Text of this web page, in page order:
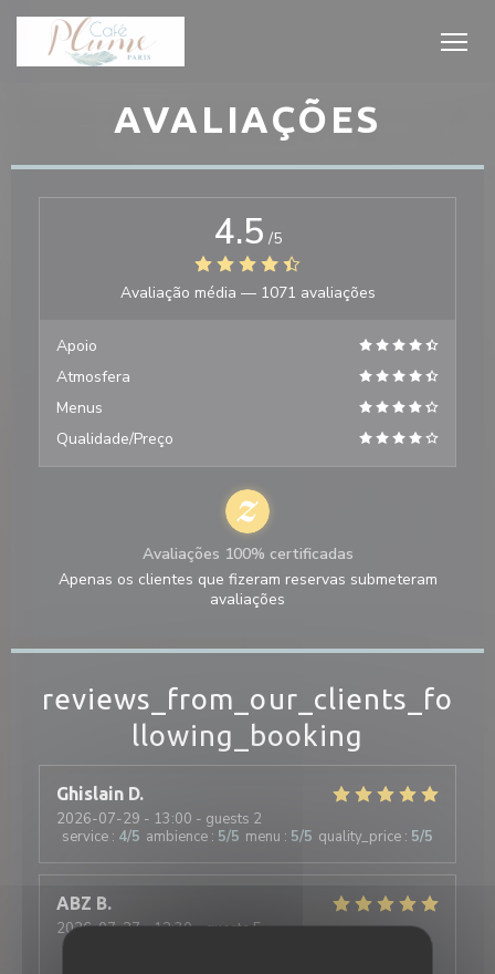
Painel de Gerenciamento de Cookies
AVALIAÇÕES
reviews_from_our_clients_fo
llowing_booking
Ghislain D
2026-07-29 - 13:00 - guests 2
service : 4/5 ambience : 5/5 menu : 5/5 quality_price : 5/5
ABZ B
2026-07-27- 12:30 - guests 5
service
/5
4.5 /5
Avaliação média — 1071 avaliações
Apoio
Atmosfera
Menus
Qualidade/Preço
Avaliações 100% certificadas
Apenas os clientes que fizeram reservas submeteram
avaliações